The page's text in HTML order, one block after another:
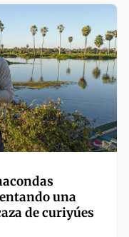
una
de curiyúes